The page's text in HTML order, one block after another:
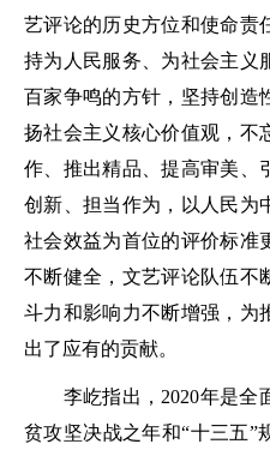
艺评论的历史方位和使命责
持为人民服务、为社会主义
百家争鸣的方针，坚持创造
扬社会主义核心价值观，不
作、推出精品、提高审美、
创新、担当作为，以人民为
社会效益为首位的评价标准
不断健全，文艺评论队伍不
斗力和影响力不断增强，为
出了应有的贡献。
李屹指出，2020年是全
贫攻坚决战之年和“十三五”